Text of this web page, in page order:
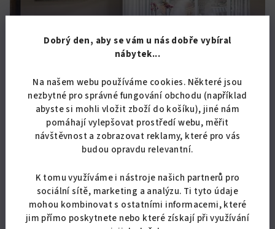
Dobrý den, aby se vám u nás dobře vybíral
nábytek...
Na našem webu používáme cookies. Některé jsou
nezbytné pro správné fungování obchodu (například
abyste si mohli vložit zboží do košíku), jiné nám
pomáhají vylepšovat prostředí webu, měřit
návštěvnost a zobrazovat reklamy, které pro vás
budou opravdu relevantní.
K tomu využíváme i nástroje našich partnerů pro
sociální sítě, marketing a analýzu. Ti tyto údaje
mohou kombinovat s ostatními informacemi, které
jim přímo poskytnete nebo které získají při využívání
Postel s úložným prostorem Robin 140x200 cm
10 537,19 Kč bez DPH
12 750 Kč